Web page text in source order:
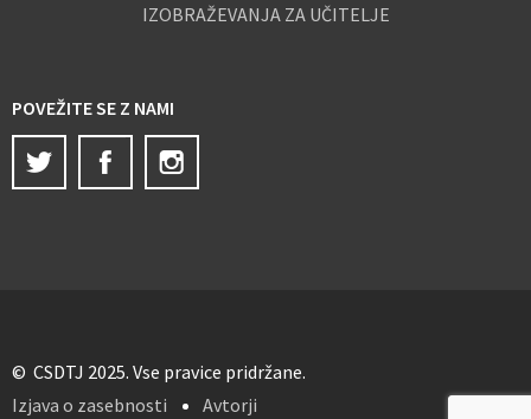
IZOBRAŽEVANJA ZA UČITELJE
POVEŽITE SE Z NAMI
Twitter
Facebook
© CSDTJ 2025. Vse pravice pridržane.
Izjava o zasebnosti
Avtorji